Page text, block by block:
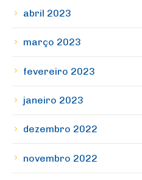
abril 2023
março 2023
fevereiro 2023
janeiro 2023
dezembro 2022
novembro 2022